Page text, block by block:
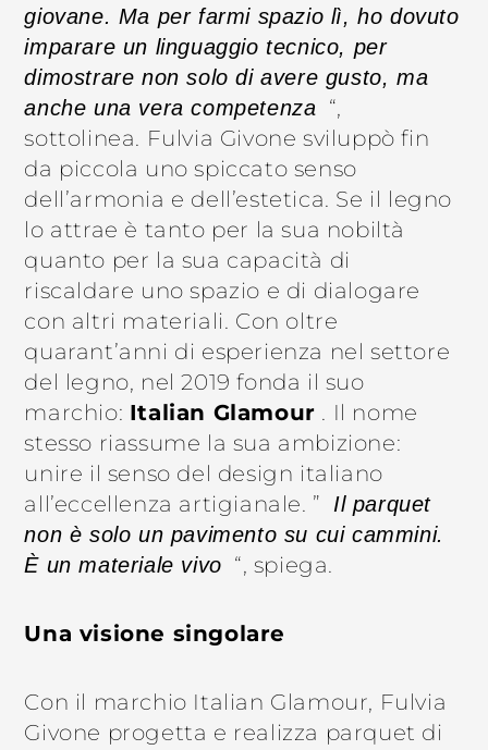
giovane. Ma per farmi spazio lì, ho dovuto
imparare un linguaggio tecnico, per
dimostrare non solo di avere gusto, ma
anche una vera competenza “,
sottolinea. Fulvia Givone sviluppò fin
da piccola uno spiccato senso
dell’armonia e dell’estetica. Se il legno
lo attrae è tanto per la sua nobiltà
quanto per la sua capacità di
riscaldare uno spazio e di dialogare
con altri materiali. Con oltre
quarant’anni di esperienza nel settore
del legno, nel 2019 fonda il suo
marchio: Italian Glamour . Il nome
stesso riassume la sua ambizione:
unire il senso del design italiano
all’eccellenza artigianale. ” Il parquet
non è solo un pavimento su cui cammini.
È un materiale vivo “, spiega.
Una visione singolare
Con il marchio Italian Glamour, Fulvia
Givone progetta e realizza parquet di